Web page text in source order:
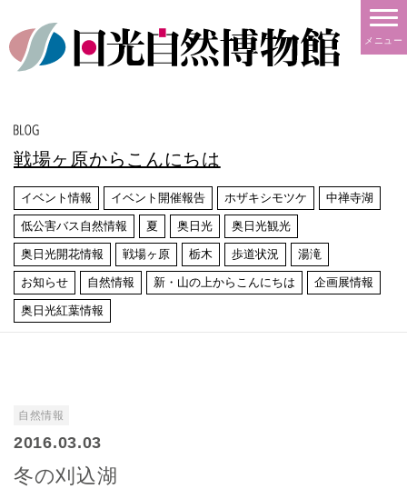
メニュー
戦場ヶ原からこんにちは
イベント情報 イベント開催報告 ホザキシモツケ 中禅寺湖
低公害バス自然情報 夏 奥日光 奥日光観光
奥日光開花情報 戦場ヶ原 栃木 歩道状況 湯滝
お知らせ 自然情報 新・山の上からこんにちは 企画展情報
奥日光紅葉情報
自然情報
2016.03.03
冬の刈込湖